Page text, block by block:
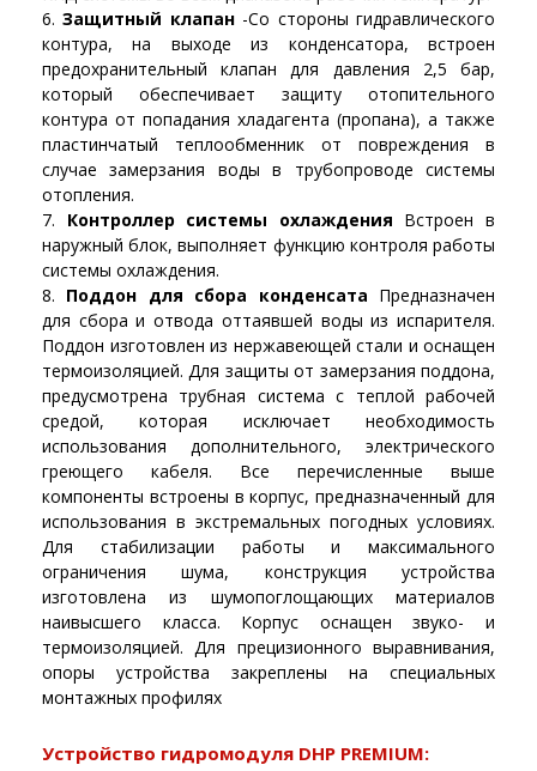
Защитный клапан-Со стороны гидравлического
контура, на выходе из конденсатора, встроен
предохранительный клапан для давления 2,5 бар,
который обеспечивает защиту отопительного
контура от попадания хладагента (пропана), а также
пластинчатый теплообменник от повреждения в
случае замерзания воды в трубопроводе системы
отопления.
Контроллер системы охлаждения Встроен в
наружный блок, выполняет функцию контроля работы
системы охлаждения.
Поддон для сбора конденсата Предназначен
для сбора и отвода оттаявшей воды из испарителя.
Поддон изготовлен из нержавеющей стали и оснащен
термоизоляцией. Для защиты от замерзания поддона,
предусмотрена трубная система с теплой рабочей
средой, которая исключает необходимость
использования дополнительного, электрического
греющего кабеля. Все перечисленные выше
компоненты встроены в корпус, предназначенный для
использования в экстремальных погодных условиях.
Для стабилизации работы и максимального
ограничения шума, конструкция устройства
изготовлена из шумопоглощающих материалов
наивысшего класса. Корпус оснащен звуко- и
термоизоляцией. Для прецизионного выравнивания,
опоры устройства закреплены на специальных
монтажных профилях
Устройство гидромодуля DHP PREMIUM: